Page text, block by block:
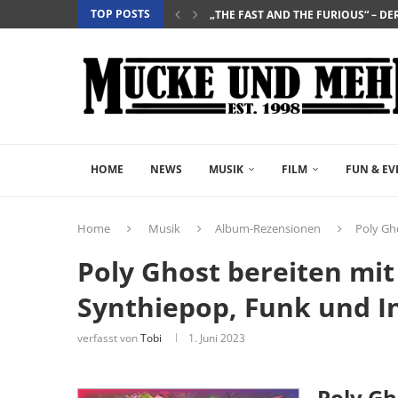
TOP POSTS
„THE FAST AND THE FURIOUS“ –
„PALÄSTINA 36“ – DAS HISTORIEN-
„GELIEBTER SPINNER“ – JOHN
HOME NEWS MUSIK FILM FUN &
Home Musik Album-Rezensionen Poly
Poly Ghost bereiten mit
Synthiepop, Funk und
verfasst vonTobi 1. Juni 2023